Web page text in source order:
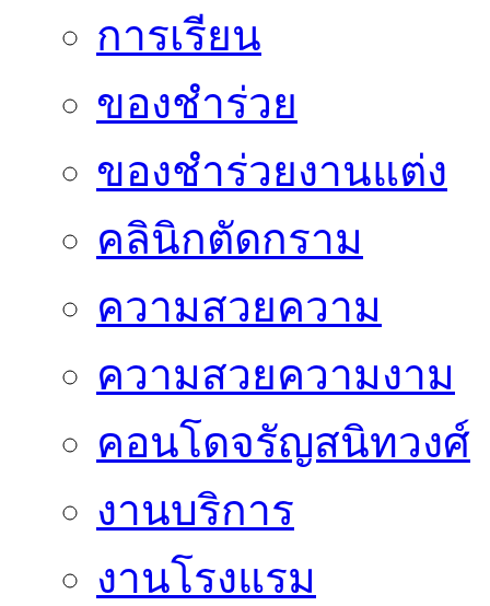
การเรียน
ของชำร่วย
ของชำร่วยงานแต่ง
คลินิกตัดกราม
ความสวยความ
ความสวยความงาม
คอนโดจรัญสนิทวงศ์
งานบริการ
งานโรงแรม